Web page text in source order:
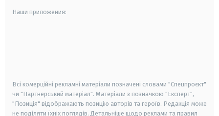
Наши приложения:
Всі комерційні рекламні матеріали позначені словами "Спецпроєкт"
чи "Партнерський матеріал". Матеріали з позначкою "Експерт",
"Позиція" відображають позицію авторів та героїв. Редакція може
не поділяти їхніх поглядів. Детальніше щодо реклами та правил